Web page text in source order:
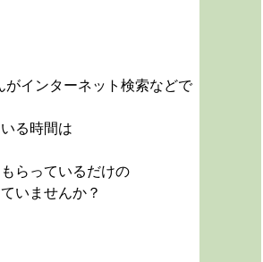
ンターネット検索などで
る時間は
らっているだけの
いませんか？